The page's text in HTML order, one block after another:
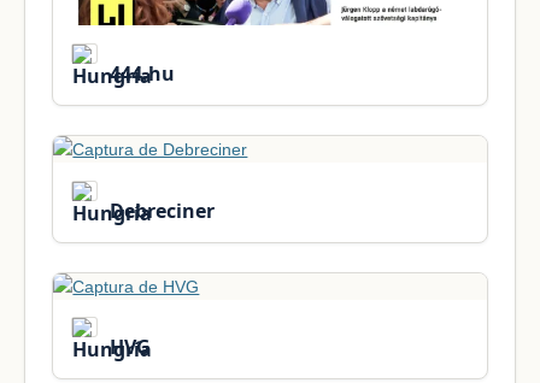
444.hu
Debreciner
HVG